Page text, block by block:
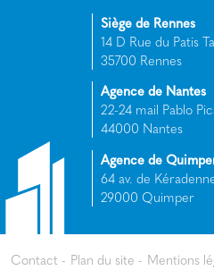
Siège de Rennes
14 D Rue du Patis
35700 Rennes
Agence de Nantes
22-24 mail Pablo
44000 Nantes
Agence de
64 av. de
29000 Quimper
Contact Plan du site Mentions